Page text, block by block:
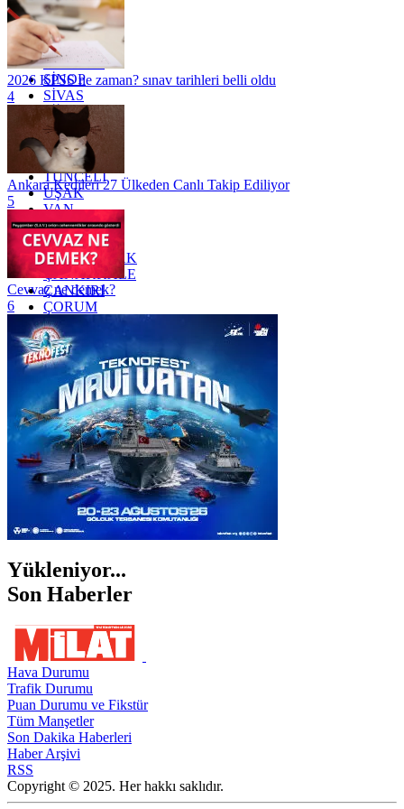
OSMANİYE
RİZE
SAKARYA
SAMSUN
SİNOP
SİVAS
SİİRT
TEKİRDAĞ
TOKAT
TRABZON
TUNCELİ
UŞAK
VAN
YALOVA
YOZGAT
ZONGULDAK
ÇANAKKALE
ÇANKIRI
ÇORUM
İSTANBUL
İZMİR
ŞANLIURFA
ŞIRNAK
2026 KPSS ne zaman? sınav tarihleri belli oldu
4
Ankara Kedileri 27 Ülkeden Canlı Takip Ediliyor
5
Cevvaz ne demek?
6
Yükleniyor...
Son Haberler
Hava Durumu
Trafik Durumu
Puan Durumu ve Fikstür
Tüm Manşetler
Son Dakika Haberleri
Haber Arşivi
RSS
Copyright © 2025. Her hakkı saklıdır.